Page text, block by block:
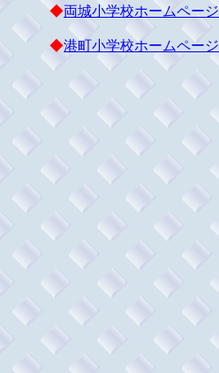
◆両城小学校ホームページ
◆港町小学校ホームページ